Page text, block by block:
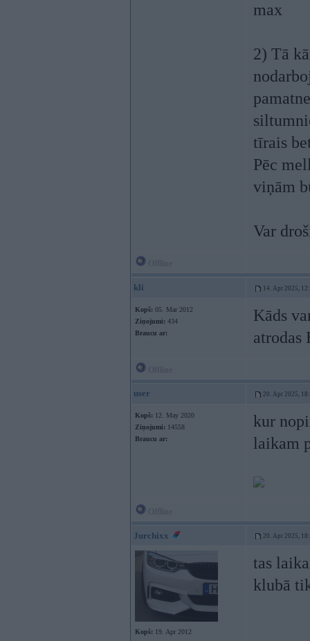
max
2) Tā
tīrais
Pēc
viņām
Var
kli 14. Apr 2025,
Kopš: 05. Mar 2012
Ziņojumi: 434
Braucu ar:
Kāds
atrodas
user 20. Apr 2025,
Kopš: 12. May 2020
Ziņojumi: 14558
Braucu ar:
kur
laikam
Jurchixx 20. Apr 2025,
Kopš: 19. Apr 2012
tas
klubā